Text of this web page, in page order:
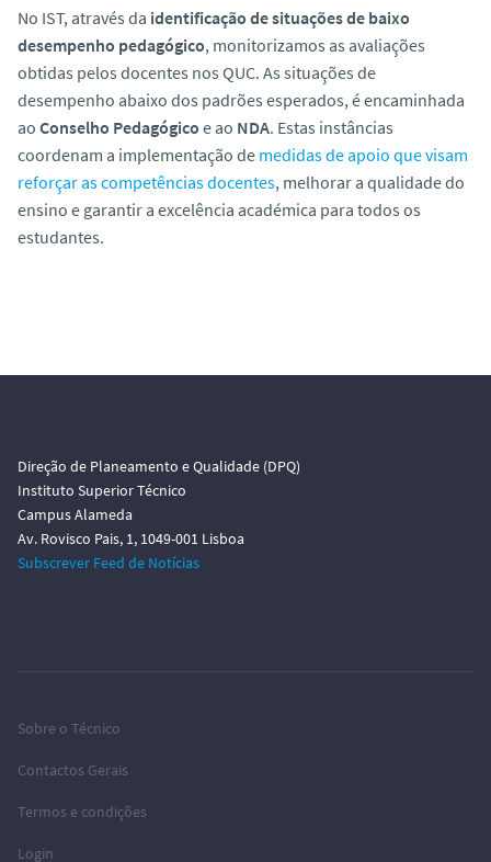
No IST, através da identificação de situações de baixo
desempenho pedagógico, monitorizamos as avaliações
obtidas pelos docentes nos QUC. As situações de
desempenho abaixo dos padrões esperados, é encaminhada
ao Conselho Pedagógico e ao NDA. Estas instâncias
coordenam a implementação de medidas de apoio que visam
reforçar as competências docentes, melhorar a qualidade do
ensino e garantir a excelência académica para todos os
estudantes.
Direção de Planeamento e Qualidade (DPQ)
Instituto Superior Técnico
Campus Alameda
Av. Rovisco Pais, 1, 1049-001 Lisboa
Subscrever Feed de Notícias
Sobre o Técnico
Contactos Gerais
Termos e condições
Login